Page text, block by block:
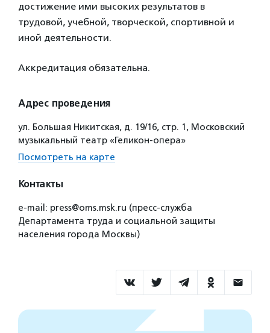
достижение ими высоких результатов в
трудовой, учебной, творческой, спортивной и
иной деятельности.
Аккредитация обязательна.
Адрес проведения
ул. Большая Никитская, д. 19/16, стр. 1, Московский
музыкальный театр «Геликон-опера»
Посмотреть на карте
Контакты
e-mail: press@oms.msk.ru (пресс-служба
Департамента труда и социальной защиты
населения города Москвы)